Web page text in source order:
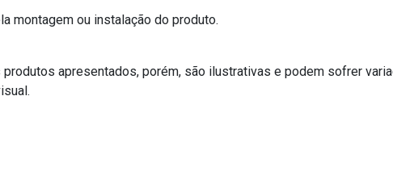
montagem ou instalação do produto.
apresentados, porém, são ilustrativas e podem sofrer